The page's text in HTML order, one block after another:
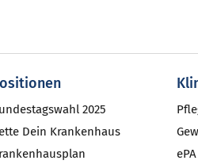
2025
Dein Krankenhaus